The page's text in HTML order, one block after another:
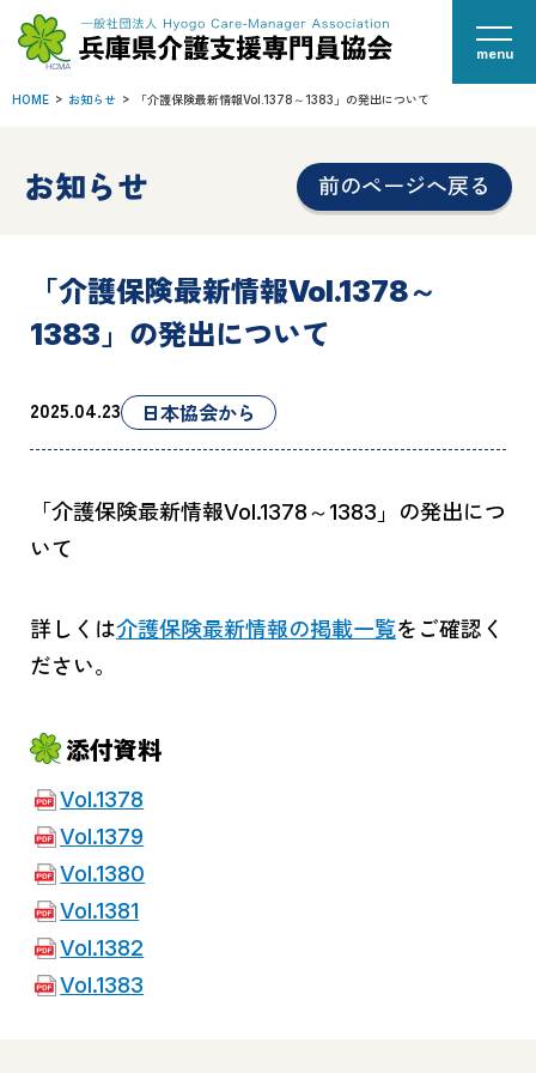
menu
HOME お知らせ 「介護保険最新情報Vol.1378～1383」の発出について
お知らせ 前のページへ戻る
「介護保険最新情報Vol.1378～
1383」の発出について
2025.04.23 日本協会から
「介護保険最新情報Vol.1378～1383」の発出につ
いて
詳しくは介護保険最新情報の掲載一覧をご確認く
ださい。
添付資料
Vol.1378
Vol.1379
Vol.1380
Vol.1381
Vol.1382
Vol.1383